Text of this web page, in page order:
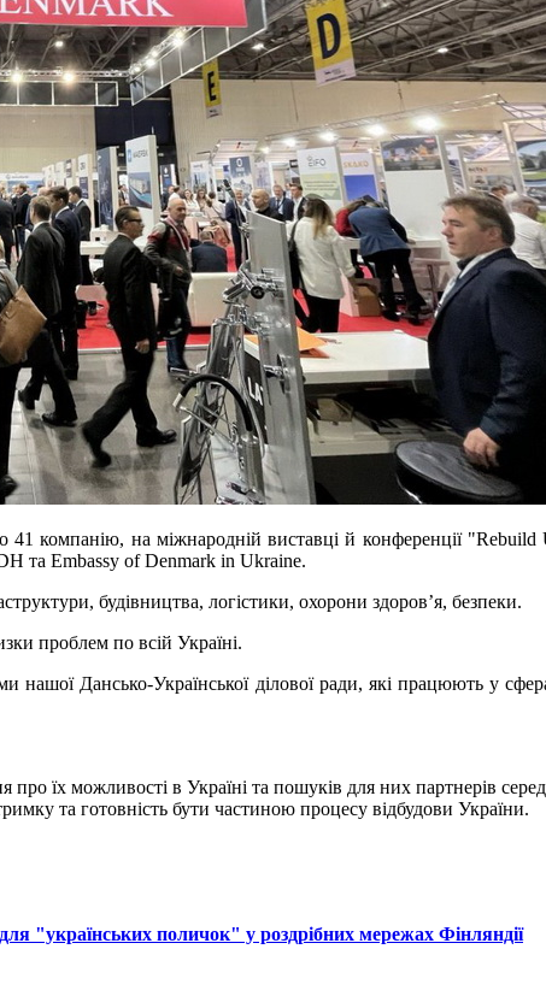
41 компанію, на міжнародній виставці й конференції
та Embassy of Denmark in Ukraine.
будівництва, логістики, охорони здоров’я, безпеки.
проблем по всій Україні.
Дансько-Української ділової ради, які працюють у
їх можливості в Україні та пошуків для них партнерів
та готовність бути частиною процесу відбудови України.
"українських поличок" у роздрібних мережах Фінляндії